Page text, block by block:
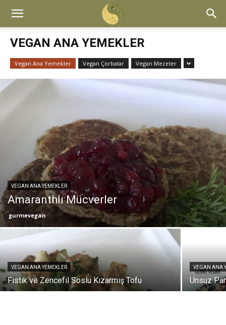
VEGAN ANA YEMEKLER
Vegan Ana Yemekler Vegan Çorbalar Vegan Mezeler
VEGAN ANA YEMEKLER
Amaranthlı Mücverler
gurmevegan
VEGAN ANA YEMEKLER
Fıstık ve Zencefil Soslu Kızarmış Tofu
VEGAN ANA
Unsuz